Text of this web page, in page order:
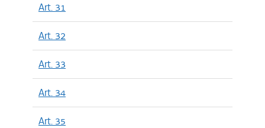
Art. 31
Art. 32
Art. 33
Art. 34
Art. 35